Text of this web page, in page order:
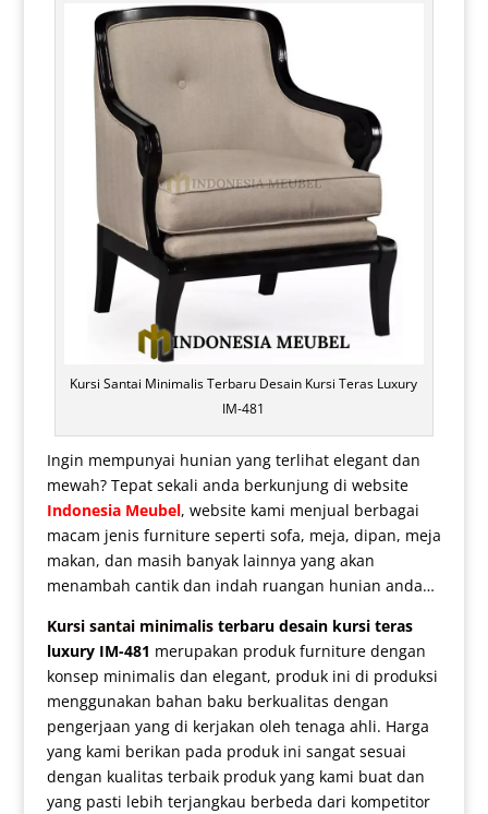
Kursi Santai Minimalis Terbaru Desain Kursi Teras Luxury
IM-481
Ingin mempunyai hunian yang terlihat elegant dan
mewah? Tepat sekali anda berkunjung di website
Indonesia Meubel, website kami menjual berbagai
macam jenis furniture seperti sofa, meja, dipan, meja
makan, dan masih banyak lainnya yang akan
menambah cantik dan indah ruangan hunian anda…
Kursi santai minimalisterbaru desain kursi teras
luxury IM-481 merupakan produk furniture dengan
konsep minimalis dan elegant, produk ini di produksi
menggunakan bahan baku berkualitas dengan
pengerjaan yang di kerjakan oleh tenaga ahli. Harga
yang kami berikan pada produk ini sangat sesuai
dengan kualitas terbaik produk yang kami buat dan
yang pasti lebih terjangkau berbeda dari kompetitor